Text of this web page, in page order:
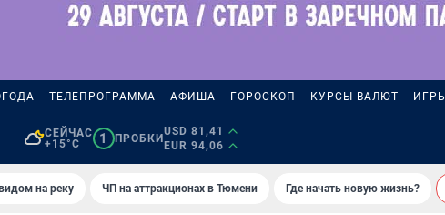
ТЕЛЕПРОГРАММА АФИША ГОРОСКОП КУРСЫ ВАЛЮТ ИГРЫ
СЕЙЧАС
+15°C
1 ПРОБКИ
USD 81,41
EUR 94,06
на реку ЧП на аттракционах в Тюмени Где начать новую жизнь?